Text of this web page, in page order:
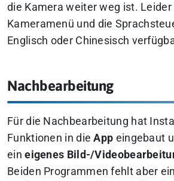
die Kamera weiter weg ist. Leider
Kameramenü und die
Englisch oder Chinesisch
Nachbearbeitung
Für die Nachbearbeitung hat
Funktionen in dieApp eingebaut
eineigenes Bild-/
Beiden Programmen fehlt aber